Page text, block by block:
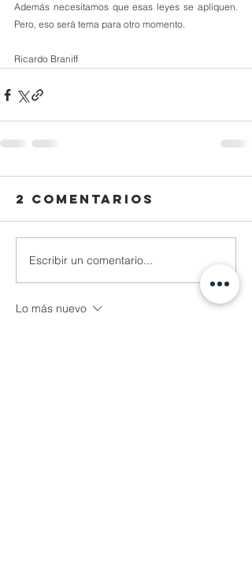
Además necesitamos que esas leyes se apliquen.
Pero, eso será tema para otro momento.
Ricardo Braniff
2 comentarios
Escribir un comentario...
Lo más nuevo